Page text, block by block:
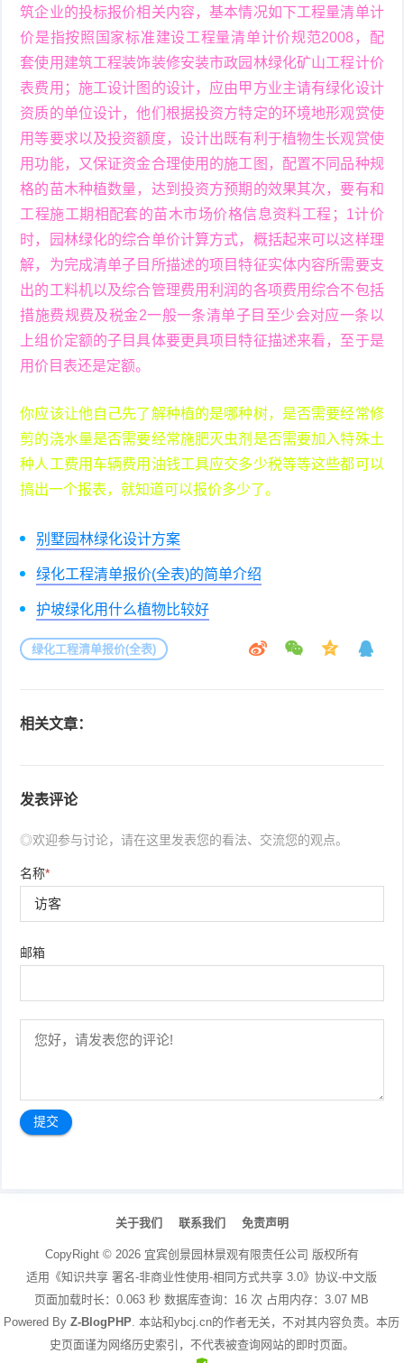
筑企业的投标报价相关内容，基本情况如下工程量清单计
价是指按照国家标准建设工程量清单计价规范2008，配
套使用建筑工程装饰装修安装市政园林绿化矿山工程计价
表费用；施工设计图的设计，应由甲方业主请有绿化设计
资质的单位设计，他们根据投资方特定的环境地形观赏使
用等要求以及投资额度，设计出既有利于植物生长观赏使
用功能，又保证资金合理使用的施工图，配置不同品种规
格的苗木种植数量，达到投资方预期的效果其次，要有和
工程施工期相配套的苗木市场价格信息资料工程；1计价
时，园林绿化的综合单价计算方式，概括起来可以这样理
解，为完成清单子目所描述的项目特征实体内容所需要支
出的工料机以及综合管理费用利润的各项费用综合不包括
措施费规费及税金2一般一条清单子目至少会对应一条以
上组价定额的子目具体要更具项目特征描述来看，至于是
用价目表还是定额。
你应该让他自己先了解种植的是哪种树，是否需要经常修
剪的浇水量是否需要经常施肥灭虫剂是否需要加入特殊土
种人工费用车辆费用油钱工具应交多少税等等这些都可以
搞出一个报表，就知道可以报价多少了。
别墅园林绿化设计方案
绿化工程清单报价(全表)的简单介绍
护坡绿化用什么植物比较好
绿化工程清单报价(全表)
相关文章：
发表评论
◎欢迎参与讨论，请在这里发表您的看法、交流您的观点。
名称*
邮箱
关于我们 联系我们 免责声明
CopyRight © 2026 宜宾创景园林景观有限责任公司 版权所有
适用《知识共享 署名-非商业性使用-相同方式共享 3.0》协议-中文版
页面加载时长：0.063 秒 数据库查询：16 次 占用内存：3.07 MB
Powered ByZ-BlogPHP . 本站和ybcj.cn的作者无关，不对其内容负责。本历
史页面谨为网络历史索引，不代表被查询网站的即时页面。